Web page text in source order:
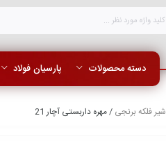
دسته محصولات پارسیان فولاد
شیر فلکه برنجی / مهره داربستی آچار 21